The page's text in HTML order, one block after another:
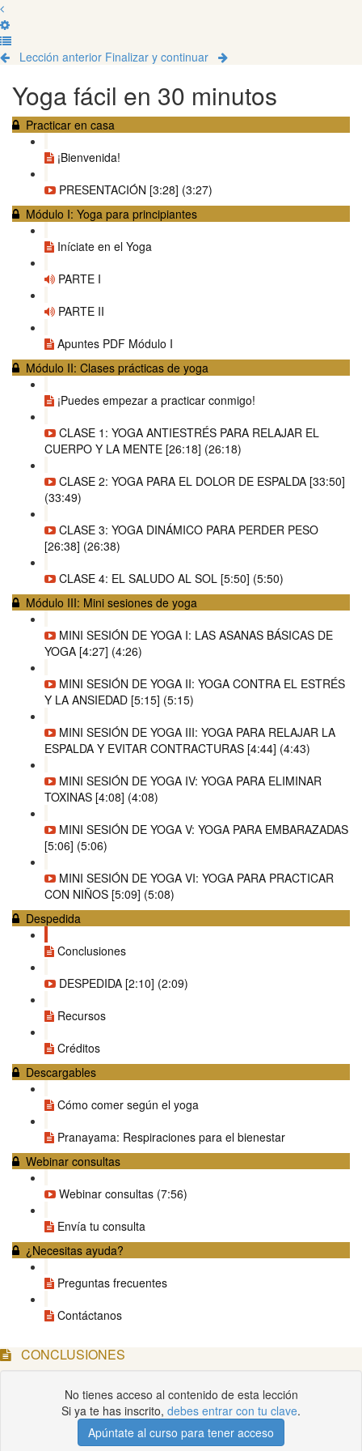
Lección anterior Finalizar y continuar
Yoga fácil en 30 minutos
Practicar en casa
¡Bienvenida!
PRESENTACIÓN [3:28] (3:27)
Módulo I: Yoga para principiantes
Iníciate en el Yoga
PARTE I
PARTE II
Apuntes PDF Módulo I
Módulo II: Clases prácticas de yoga
¡Puedes empezar a practicar conmigo!
CLASE 1: YOGA ANTIESTRÉS PARA RELAJAR EL
CUERPO Y LA MENTE [26:18] (26:18)
CLASE 2: YOGA PARA EL DOLOR DE ESPALDA [33:50]
(33:49)
CLASE 3: YOGA DINÁMICO PARA PERDER PESO
[26:38] (26:38)
CLASE 4: EL SALUDO AL SOL [5:50] (5:50)
Módulo III: Mini sesiones de yoga
MINI SESIÓN DE YOGA I: LAS ASANAS BÁSICAS DE
YOGA [4:27] (4:26)
MINI SESIÓN DE YOGA II: YOGA CONTRA EL ESTRÉS
Y LA ANSIEDAD [5:15] (5:15)
MINI SESIÓN DE YOGA III: YOGA PARA RELAJAR LA
ESPALDA Y EVITAR CONTRACTURAS [4:44] (4:43)
MINI SESIÓN DE YOGA IV: YOGA PARA ELIMINAR
TOXINAS [4:08] (4:08)
MINI SESIÓN DE YOGA V: YOGA PARA EMBARAZADAS
[5:06] (5:06)
MINI SESIÓN DE YOGA VI: YOGA PARA PRACTICAR
CON NIÑOS [5:09] (5:08)
Despedida
Conclusiones
DESPEDIDA [2:10] (2:09)
Recursos
Créditos
Descargables
Cómo comer según el yoga
Pranayama: Respiraciones para el bienestar
Webinar consultas
Webinar consultas (7:56)
Envía tu consulta
¿Necesitas ayuda?
Preguntas frecuentes
Contáctanos
CONCLUSIONES
No tienes acceso al contenido de esta lección
Si ya te has inscrito, debes entrar con tu clave.
Apúntate al curso para tener acceso